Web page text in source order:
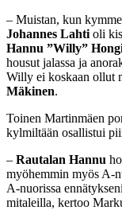
– Muistan, kun
Johannes Lahti oli
Hannu ”Willy”
housut jalassa ja
Willy ei koskaan ollut
Mäkinen.
Toinen Martinmäen
kylmiltään osallistui
– Rautalan Hannu
myöhemmin myös A-
A-nuorissa
mitaleilla, kertoo